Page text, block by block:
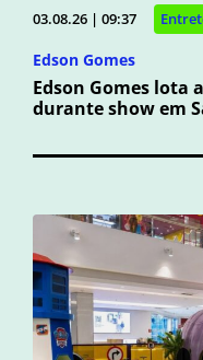
03.08.26 | 09:37
Edson Gomes
Edson Gomes lota
durante show em